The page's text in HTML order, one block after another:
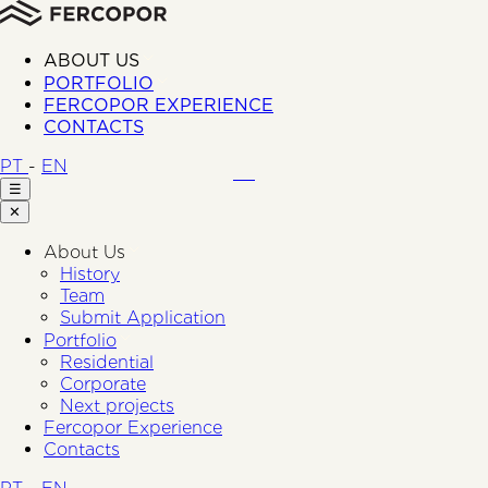
ABOUT US
PORTFOLIO
FERCOPOR EXPERIENCE
CONTACTS
PT - EN
☰
✕
About Us
History
Team
Submit Application
Portfolio
Residential
Corporate
Next projects
Fercopor Experience
Contacts